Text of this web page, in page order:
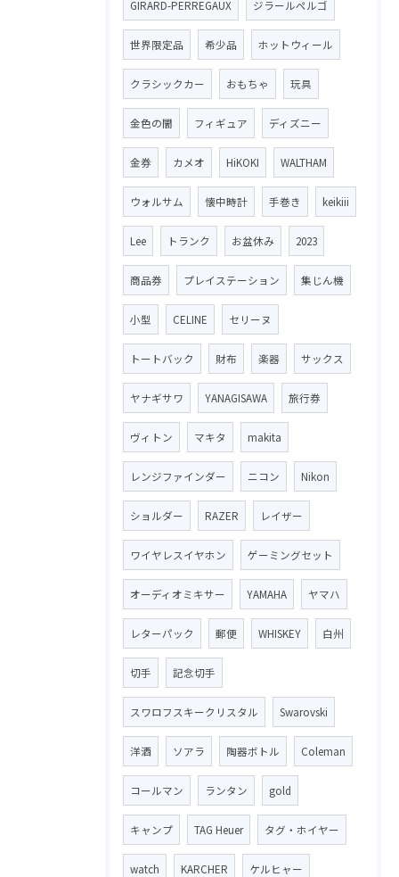
GIRARD-PERREGAUX ジラールペルゴ
世界限定品 希少品 ホットウィール
クラシックカー おもちゃ 玩具
金色の闇 フィギュア ディズニー
金券 カメオ HiKOKI WALTHAM
ウォルサム 懐中時計 手巻き keikiii
Lee トランク お盆休み 2023
商品券 プレイステーション 集じん機
小型 CELINE セリーヌ
トートバック 財布 楽器 サックス
ヤナギサワ YANAGISAWA 旅行券
ヴィトン マキタ makita
レンジファインダー ニコン Nikon
ショルダー RAZER レイザー
ワイヤレスイヤホン ゲーミングセット
オーディオミキサー YAMAHA ヤマハ
レターパック 郵便 WHISKEY 白州
切手 記念切手
スワロフスキークリスタル Swarovski
洋酒 ソアラ 陶器ボトル Coleman
コールマン ランタン gold
キャンプ TAG Heuer タグ・ホイヤー
watch KARCHER ケルヒャー